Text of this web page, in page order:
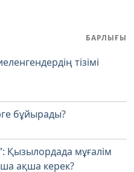
БАРЛЫҒЫ
тізімі
бұйырады?
Қызылордада мұғалім
ақша керек?